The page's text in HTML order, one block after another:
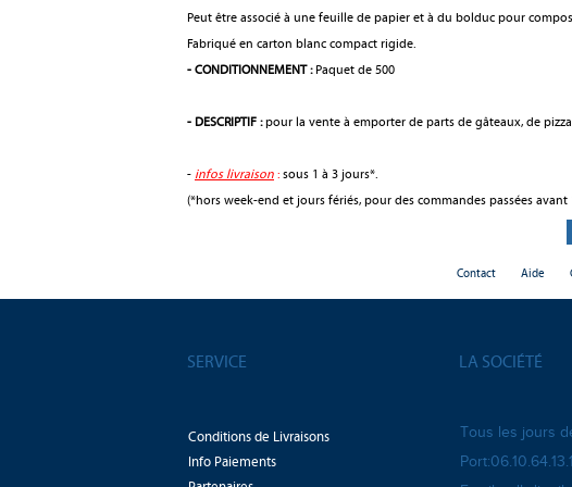
Peut être associé à une feuille de papier et à du bolduc pour
Fabriqué en carton blanc compact rigide.
- CONDITIONNEMENT :Paquet de 500
- DESCRIPTIF :pour la vente à emporter de parts de gâteaux, de
- infos livraison : sous 1 à 3 jours*.
(*hors week-end et jours fériés, pour des commandes passées avant
Contact Aide
SERVICE LA SOCIÉTÉ
Conditions de Livraisons
Info Paiements
Tous les jours